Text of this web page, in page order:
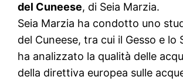
del Cuneese, di Seia Marzia.
Seia Marzia ha condotto uno
del Cuneese, tra cui il Gesso e lo
ha analizzato la qualità delle
della direttiva europea sulle